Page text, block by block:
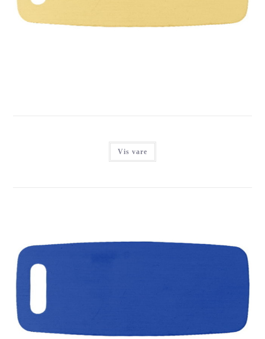
IMARC LUGGAGE GOLD
Vis vare
IMARC LUGGAGE BLUE